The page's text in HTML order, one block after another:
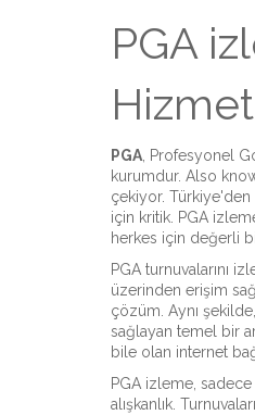
PGA
PGA Profesyonel
kurumdur. Also
çekiyor.
için kritik. PGA
herkes için değerli
PGA turnuvalarını
üzerinden erişim
çözüm . Aynı şekilde,
sağlayan temel bir
bile olan internet
PGA izleme,
alışkanlık.